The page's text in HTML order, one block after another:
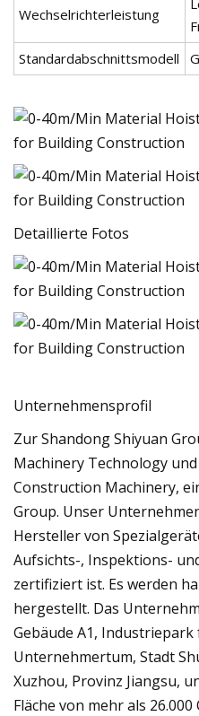
Wechselrichterleistung
Standardabschnittsmodell
Detaillierte Fotos
Unternehmensprofil
Zur Shandong Shiyuan
Machinery Technology
Construction Machinery,
Group. Unser
Hersteller von
Aufsichts-, Inspektions-
zertifiziert ist. Es werden
hergestellt. Das
Gebäude A1,
Unternehmertum, Stadt
Xuzhou, Provinz Jiangsu,
Fläche von mehr als